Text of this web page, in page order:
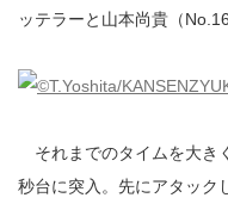
ッテラーと山本尚貴（
それまでのタイムを大き
秒台に突入。先にアタック